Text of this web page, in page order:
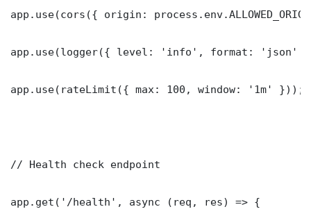
app.use(cors({ origin:
app.use(logger({ level: 'info', format: 'json'
app.use(rateLimit({ max: 100, window: '1m' }));
// Health check endpoint
app.get('/health', async (req, res) => {